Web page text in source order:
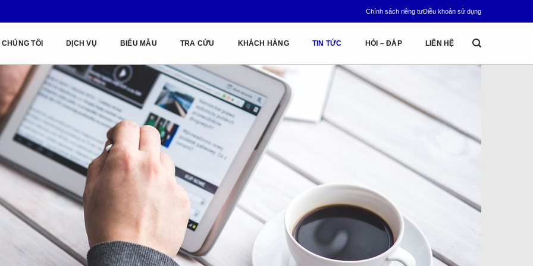
Chính sách riêng tưĐiều khoản sử dụng
CHÚNG TÔI DỊCH VỤ BIỂU MẪU TRA CỨU KHÁCH HÀNG TIN TỨC HỎI – ĐÁP LIÊN HỆ